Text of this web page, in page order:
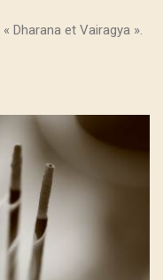
« Dharana et Vairagya ».